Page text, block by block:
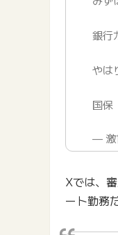
銀行
やは
国保
— 激
Xでは、
ート勤務